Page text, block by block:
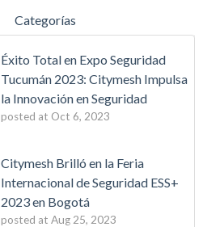
Categorías
Éxito Total en Expo Seguridad
Tucumán 2023: Citymesh Impulsa
la Innovación en Seguridad
posted at Oct 6, 2023
Citymesh Brilló en la Feria
Internacional de Seguridad ESS+
2023 en Bogotá
posted at Aug 25, 2023